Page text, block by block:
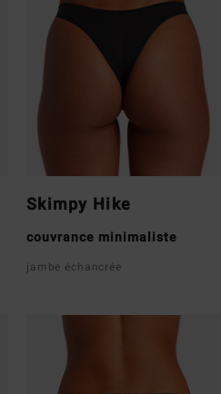
Skimpy Hike
couvrance minimaliste
jambe échancrée